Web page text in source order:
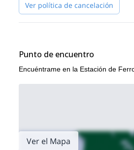
Ver política de cancelación
Punto de encuentro
Encuéntrame en la Estación de
Ver el Mapa